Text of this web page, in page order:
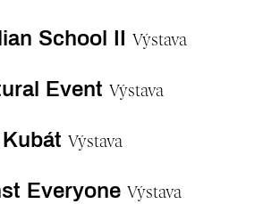
School II Výstava
Event Výstava
Kubát Výstava
Everyone Výstava